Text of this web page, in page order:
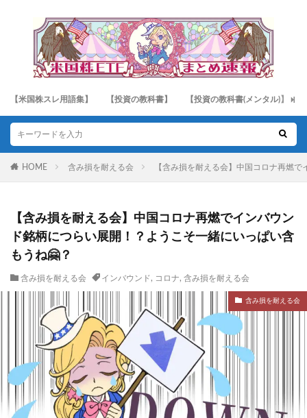
【米国株スレ用語集】 【投資の教科書】 【投資の教科書(メンタル)】
HOME 含み損を耐える会 【含み損を耐える会】中国コロナ再燃
【含み損を耐える会】中国コロナ再燃でインバウン
ド銘柄につらい展開！？ようこそ一緒にいっぱい含
もうね🤗？
含み損を耐える会 インバウンド, コロナ, 含み損を耐える会
含み損を耐える会